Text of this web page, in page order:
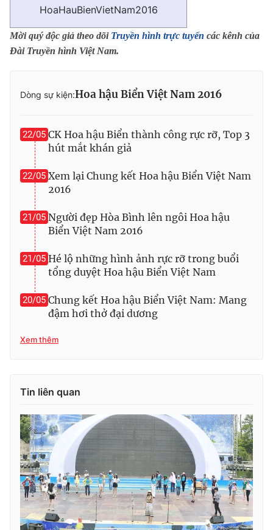
HoaHauBienVietNam2016
Mời quý độc giả theo dõi Truyền hình trực tuyến các kênh của
Đài Truyền hình Việt Nam.
Dòng sự kiện:Hoa hậu Biển Việt Nam 2016
22/05 CK Hoa hậu Biển thành công rực rỡ, Top 3
hút mắt khán giả
22/05 Xem lại Chung kết Hoa hậu Biển Việt Nam
2016
21/05 Người đẹp Hòa Bình lên ngôi Hoa hậu
Biển Việt Nam 2016
21/05 Hé lộ những hình ảnh rực rỡ trong buổi
tổng duyệt Hoa hậu Biển Việt Nam
20/05 Chung kết Hoa hậu Biển Việt Nam: Mang
đậm hơi thở đại dương
Xem thêm
Tin liên quan